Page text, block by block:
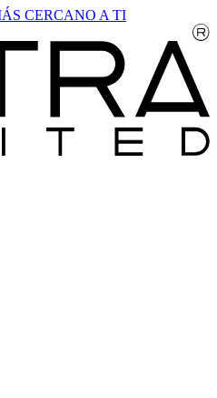
CERCANO A TI